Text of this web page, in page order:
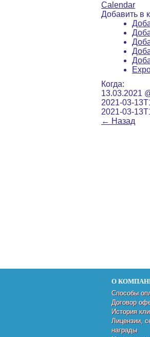
Calendar
Добавить в
Когда:
13.03.2021
2021-03-
2021-03-
← Назад
О
Способы
Договор
История
Лицензии,
награды